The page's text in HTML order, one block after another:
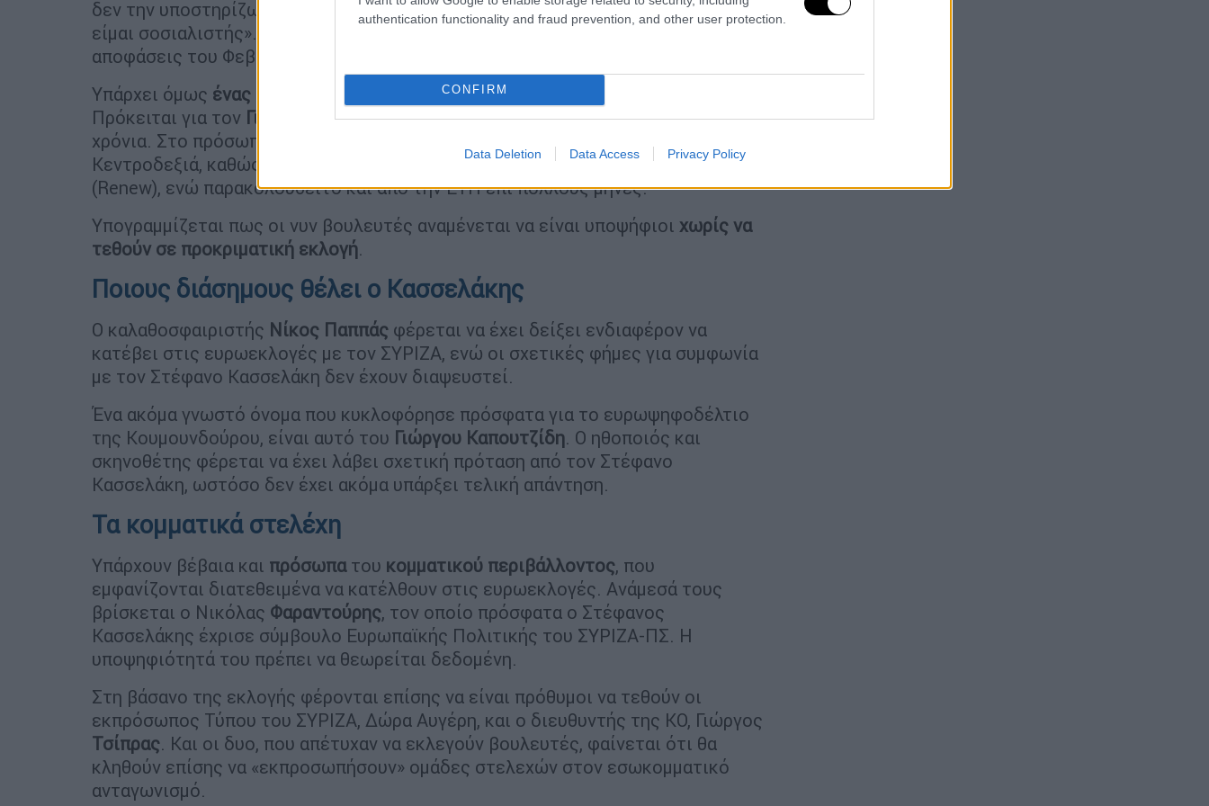
authentication functionality and fraud prevention, and other user protection.
CONFIRM
Data Deletion Data Access Privacy Policy
δεν την υποστηρίζω, δεν την πιστεύω. Μιλάω για τους σοσιαλιστές και δεν
είμαι σοσιαλιστής». Η υποψηφιότητά του λοιπόν, θα κριθεί από τις συνεδριακές
αποφάσεις του Φεβρουαρίου, αν τουλάχιστον εμείνει στη θέση του αυτή.
Υπάρχει όμως ένας ακόμα νυν ευρωβουλευτήςπου «φλερτάρει» με τον ΣΥΡΙΖΑ.
Πρόκειται για τον Γιώργο Κύρτσο, που έχει διαγραφεί από τη ΝΔ εδώ και δυο
χρόνια. Στο πρόσωπό του η ηγεσία της Κουμουνδούρου βλέπει «άνοιγμα» στην
Κεντροδεξιά, καθώς ο ευρωβουλευτής ανήκει στον ομάδα των Φιλελεύθερων
(Renew), ενώ παρακολουθείτο και από την ΕΥΠ επί πολλούς μήνες.
Υπογραμμίζεται πως οι νυν βουλευτές αναμένεται να είναι υποψήφιοι χωρίς να
τεθούν σε προκριματική εκλογή.
Ποιους διάσημους θέλει ο Κασσελάκης
Ο καλαθοσφαιριστής Νίκος Παππάς φέρεται να έχει δείξει ενδιαφέρον να
κατέβει στις ευρωεκλογές με τον ΣΥΡΙΖΑ, ενώ οι σχετικές φήμες για συμφωνία
με τον Στέφανο Κασσελάκη δεν έχουν διαψευστεί.
Ένα ακόμα γνωστό όνομα που κυκλοφόρησε πρόσφατα για το ευρωψηφοδέλτιο
της Κουμουνδούρου, είναι αυτό του Γιώργου Καπουτζίδη. Ο ηθοποιός και
σκηνοθέτης φέρεται να έχει λάβει σχετική πρόταση από τον Στέφανο
Κασσελάκη, ωστόσο δεν έχει ακόμα υπάρξει τελική απάντηση.
Τα κομματικά στελέχη
Υπάρχουν βέβαια και πρόσωπατου κομματικού περιβάλλοντος, που
εμφανίζονται διατεθειμένα να κατέλθουν στις ευρωεκλογές. Ανάμεσά τους
βρίσκεται ο Νικόλας Φαραντούρης, τον οποίο πρόσφατα ο Στέφανος
Κασσελάκης έχρισε σύμβουλο Ευρωπαϊκής Πολιτικής του ΣΥΡΙΖΑ-ΠΣ. Η
υποψηφιότητά του πρέπει να θεωρείται δεδομένη.
Στη βάσανο της εκλογής φέρονται επίσης να είναι πρόθυμοι να τεθούν οι
εκπρόσωπος Τύπου του ΣΥΡΙΖΑ, Δώρα Αυγέρη, και ο διευθυντής της ΚΟ, Γιώργος
Τσίπρας. Και οι δυο, που απέτυχαν να εκλεγούν βουλευτές, φαίνεται ότι θα
κληθούν επίσης να «εκπροσωπήσουν» ομάδες στελεχών στον εσωκομματικό
ανταγωνισμό.